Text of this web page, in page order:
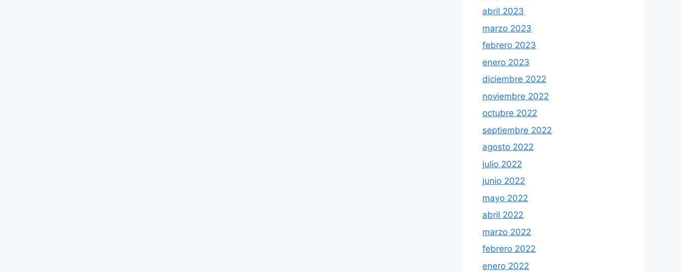
abril 2023
marzo 2023
febrero 2023
enero 2023
diciembre 2022
noviembre 2022
octubre 2022
septiembre 2022
agosto 2022
julio 2022
junio 2022
mayo 2022
abril 2022
marzo 2022
febrero 2022
enero 2022